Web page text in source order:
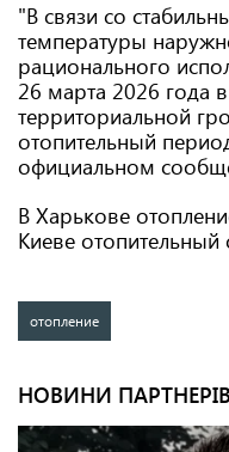
"В связи со
температуры
рационального
26 марта 2026 года
территориальной
отопительный
официальном
В Харькове
Киеве отопительный
отопление